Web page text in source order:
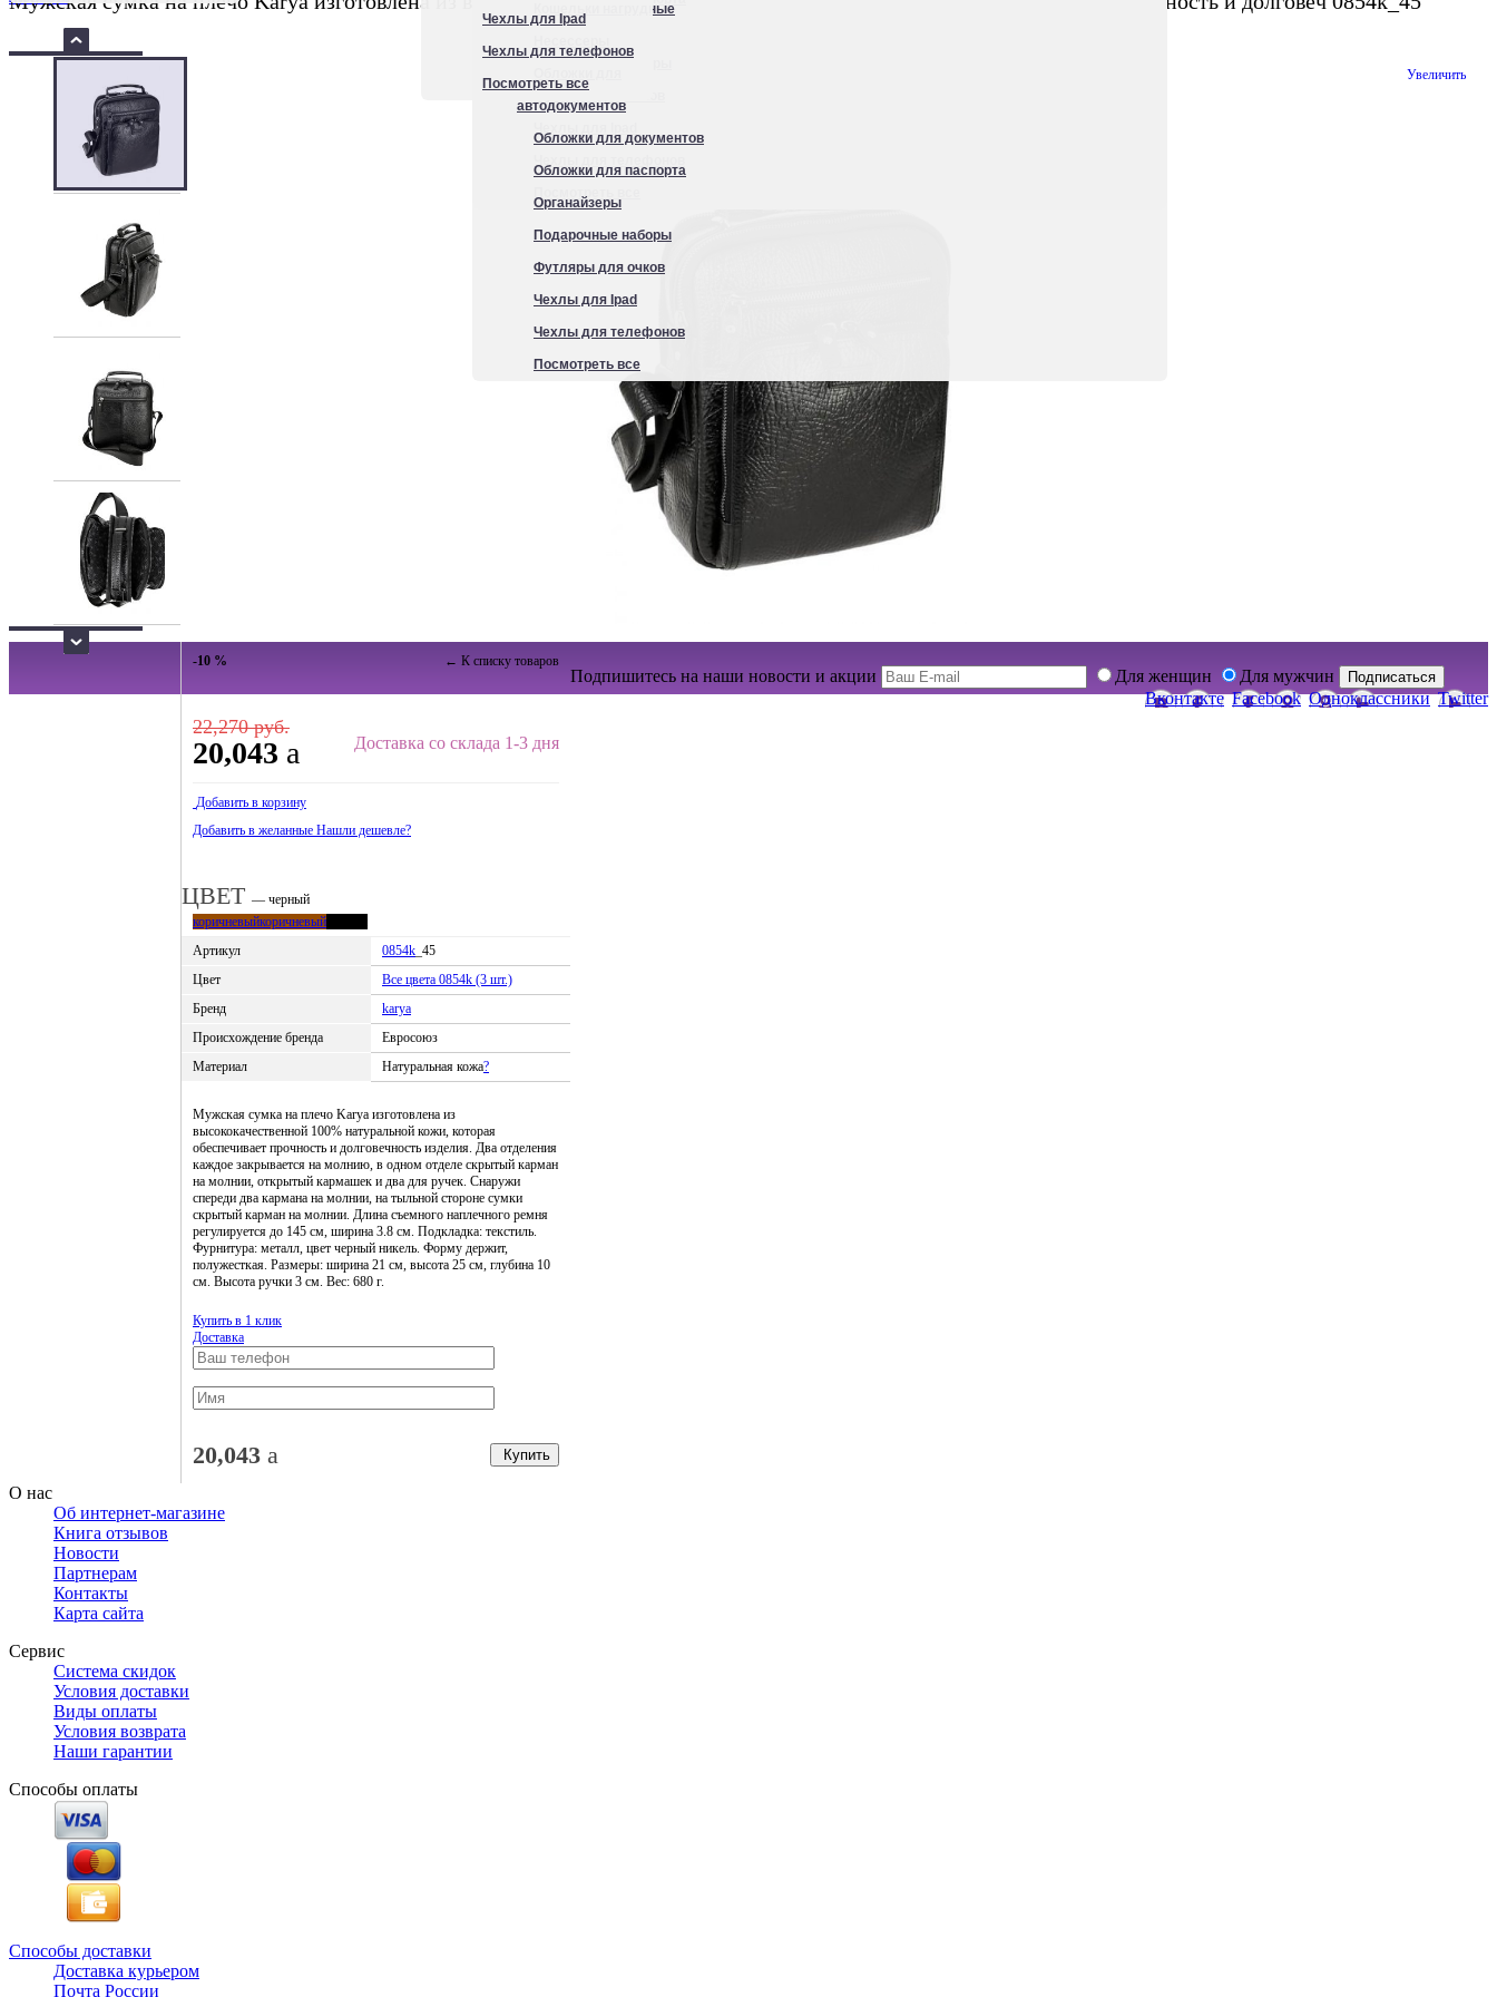
Посмотреть все
Кошельки нагрудные
автодокументов
Обложки для документов
Обложки для паспорта
Органайзеры
Подарочные наборы
Футляры для очков
Чехлы для Ipad
Чехлы для телефонов
Посмотреть все
Чехлы для Ipad
Чехлы для телефонов
Посмотреть все
Увеличить
← К списку товаров
-10 %
Доставка со склада 1-3 дня
22,270 руб.
20,043 a
Добавить в корзину
Добавить в желанные Нашли дешевле?
ЦВЕТ — черный
коричневыйкоричневый
Артикул
0854k _45
Цвет
Все цвета 0854k (3 шт.)
Бренд
karya
Происхождение бренда
Евросоюз
Материал
Натуральная кожа?
Мужская сумка на плечо Karya изготовлена из
высококачественной 100% натуральной кожи, которая
обеспечивает прочность и долговечность изделия. Два отделения
каждое закрывается на молнию, в одном отделе скрытый карман
на молнии, открытый кармашек и два для ручек. Снаружи
спереди два кармана на молнии, на тыльной стороне сумки
скрытый карман на молнии. Длина съемного наплечного ремня
регулируется до 145 см, ширина 3.8 см. Подкладка: текстиль.
Фурнитура: металл, цвет черный никель. Форму держит,
полужесткая. Размеры: ширина 21 см, высота 25 см, глубина 10
см. Высота ручки 3 см. Вес: 680 г.
Купить в 1 клик
Доставка
Купить
20,043 a
Подпишитесь на наши новости и акции Для женщин Для мужчин Подписаться
Вконтакте Facebook Одноклассники Twitter
О нас
Об интернет-магазине
Книга отзывов
Новости
Партнерам
Контакты
Карта сайта
Сервис
Система скидок
Условия доставки
Виды оплаты
Условия возврата
Наши гарантии
Способы оплаты
Способы доставки
Доставка курьером
Почта России